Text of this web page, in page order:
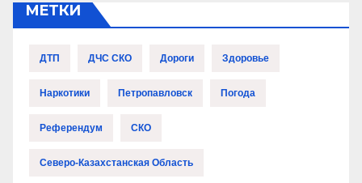
МЕТКИ
ДТП ДЧС СКО Дороги Здоровье
Наркотики Петропавловск Погода
Референдум СКО
Северо-Казахстанская Область